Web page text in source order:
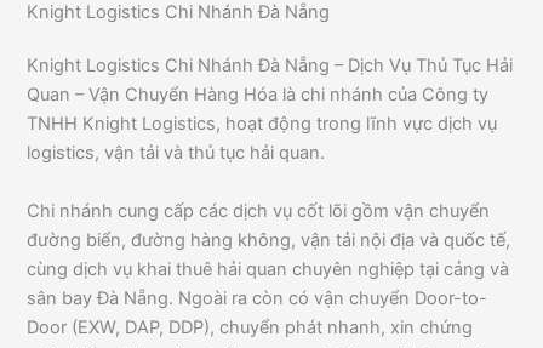
Knight Logistics Chi Nhánh Đà Nẵng
Knight Logistics Chi Nhánh Đà Nẵng – Dịch Vụ Thủ Tục Hải
Quan – Vận Chuyển Hàng Hóa là chi nhánh của Công ty
TNHH Knight Logistics, hoạt động trong lĩnh vực dịch vụ
logistics, vận tải và thủ tục hải quan.
Chi nhánh cung cấp các dịch vụ cốt lõi gồm vận chuyển
đường biển, đường hàng không, vận tải nội địa và quốc tế,
cùng dịch vụ khai thuê hải quan chuyên nghiệp tại cảng và
sân bay Đà Nẵng. Ngoài ra còn có vận chuyển Door-to-
Door (EXW, DAP, DDP), chuyển phát nhanh, xin chứng